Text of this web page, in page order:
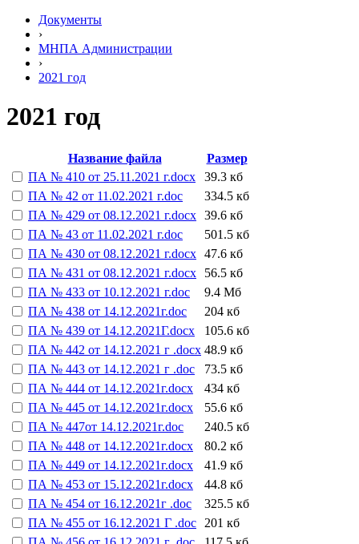
Документы
›
МНПА Администрации
›
2021 год
2021 год
Название файла
Размер
ПА № 410 от 25.11.2021 г.docx
39.3 кб
ПА № 42 от 11.02.2021 г.doc
334.5 кб
ПА № 429 от 08.12.2021 г.docx 39.6 кб
ПА № 43 от 11.02.2021 г.doc
501.5 кб
ПА № 430 от 08.12.2021 г.docx 47.6 кб
ПА № 431 от 08.12.2021 г.docx
56.5 кб
ПА № 433 от 10.12.2021 г.doc
9.4 Мб
ПА № 438 от 14.12.2021г.doc
204 кб
ПА № 439 от 14.12.2021Г.docx
105.6 кб
ПА № 442 от 14.12.2021 г .docx 48.9 кб
ПА № 443 от 14.12.2021 г .doc
73.5 кб
ПА № 444 от 14.12.2021г.docx
434 кб
ПА № 445 от 14.12.2021г.docx
55.6 кб
ПА № 447от 14.12.2021г.doc
240.5 кб
ПА № 448 от 14.12.2021г.docx
80.2 кб
ПА № 449 от 14.12.2021г.docx
41.9 кб
ПА № 453 от 15.12.2021г.docx
44.8 кб
ПА № 454 от 16.12.2021г .doc
325.5 кб
ПА № 455 от 16.12.2021 Г .doc
201 кб